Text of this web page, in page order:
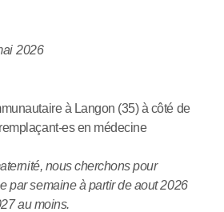
2026
à Langon (35) à côté de
es en médecine
nous cherchons pour
par semaine à partir de aout 2026
au moins.